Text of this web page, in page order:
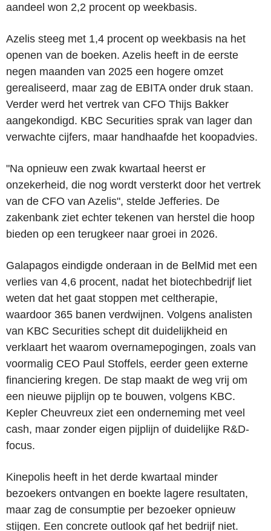
aandeel won 2,2 procent op weekbasis.
Azelis steeg met 1,4 procent op weekbasis na het
openen van de boeken. Azelis heeft in de eerste
negen maanden van 2025 een hogere omzet
gerealiseerd, maar zag de EBITA onder druk staan.
Verder werd het vertrek van CFO Thijs Bakker
aangekondigd. KBC Securities sprak van lager dan
verwachte cijfers, maar handhaafde het koopadvies.
"Na opnieuw een zwak kwartaal heerst er
onzekerheid, die nog wordt versterkt door het vertrek
van de CFO van Azelis", stelde Jefferies. De
zakenbank ziet echter tekenen van herstel die hoop
bieden op een terugkeer naar groei in 2026.
Galapagos eindigde onderaan in de BelMid met een
verlies van 4,6 procent, nadat het biotechbedrijf liet
weten dat het gaat stoppen met celtherapie,
waardoor 365 banen verdwijnen. Volgens analisten
van KBC Securities schept dit duidelijkheid en
verklaart het waarom overnamepogingen, zoals van
voormalig CEO Paul Stoffels, eerder geen externe
financiering kregen. De stap maakt de weg vrij om
een nieuwe pijplijn op te bouwen, volgens KBC.
Kepler Cheuvreux ziet een onderneming met veel
cash, maar zonder eigen pijplijn of duidelijke R&D-
focus.
Kinepolis heeft in het derde kwartaal minder
bezoekers ontvangen en boekte lagere resultaten,
maar zag de consumptie per bezoeker opnieuw
stijgen. Een concrete outlook gaf het bedrijf niet.